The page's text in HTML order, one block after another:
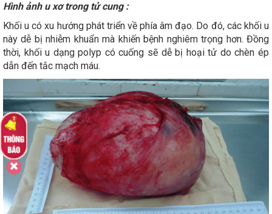
Hình ảnh u xơ trong tử cung :
Khối u có xu hướng phát triển về phía âm đạo. Do đó, các khối u
này dễ bị nhiễm khuẩn mà khiến bệnh nghiêm trọng hơn. Đồng
thời, khối u dạng polyp có cuống sẽ dễ bị hoại tử do chèn ép
dẫn đến tắc mạch máu.